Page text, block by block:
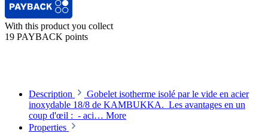
With this product you collect
19 PAYBACK points
Description
Gobelet isotherme isolé par le vide en acier
inoxydable 18/8 de KAMBUKKA. Les avantages en un
coup d'œil : - aci… More
Properties